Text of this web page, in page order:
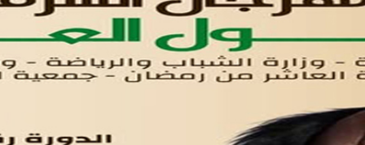
لوحه التحكم
اتصل بنا
تواصل معنا